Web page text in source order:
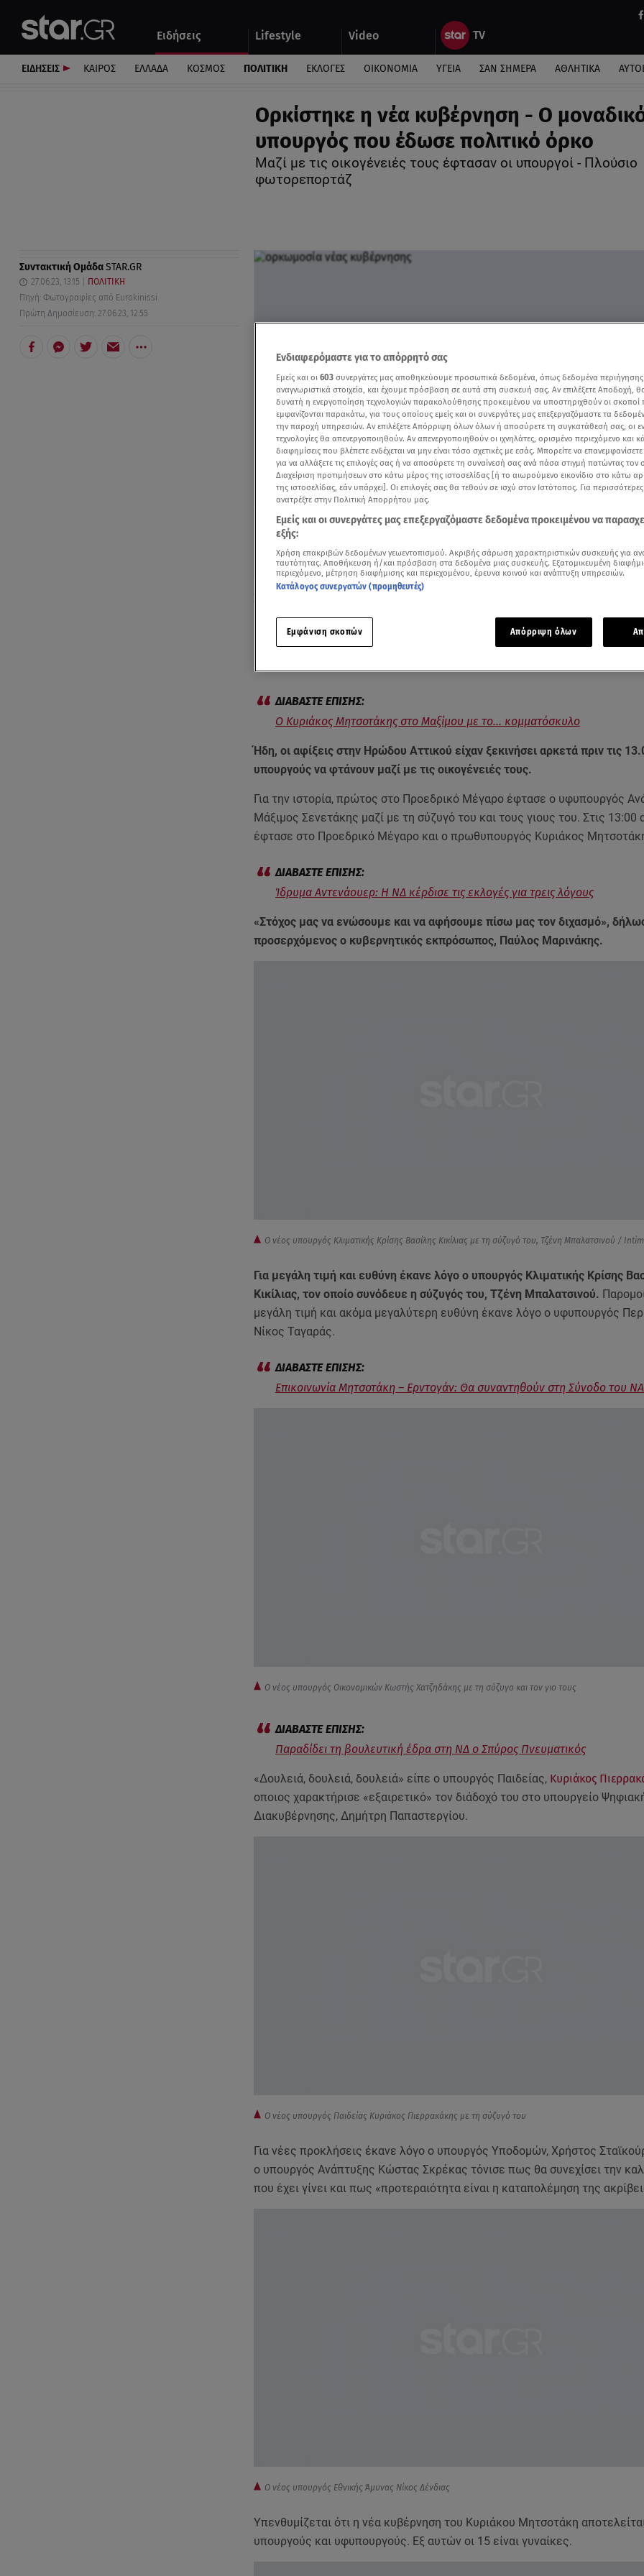
Ειδήσεις Lifestyle Video
Αυτοκίνητο
ΕΙΔΗΣΕΙΣ ΚΑΙΡΟΣ ΕΛΛΑΔΑ ΚΟΣΜΟΣ ΠΟΛΙΤΙΚΗ ΕΚΛΟΓΕΣ ΟΙΚΟΝΟΜΙΑ ΥΓΕΙΑ ΣΑΝ ΣΗΜΕΡΑ ΑΘΛΗΤΙΚΑ
Ορκίστηκε η νέα κυβέρνηση - Ο
υπουργός που έδωσε πολιτικό όρκο
Μαζί με τις οικογένειές τους έφτασαν οι υπουργοί - Πλούσιο
φωτορεπορτάζ
Συντακτική ΟμάδαSTAR.GR
27.06.23, 13:15
ΠΟΛΙΤΙΚΗ
Πηγή: Φωτογραφίες από Eurokinissi
Πρώτη Δημοσίευση: 27.06.23, 12:55
Δείτε περισσότερα άρθρα μας στα αποτελέσματα αναζήτησης
Add star.gr on Google
Σε πανηγυρικό κλίμα έγινε η ορκωμοσία της νέας κυβέρνησης στο
Μέγαρο, παρουσία της
Κατερίνας Σακελλαροπούλου.
Κυριάκος Μητσοτάκης
ο 20ος πρωθυπουργός της
O Κυριάκος Μητσοτάκης στο Μαξίμου με το… κομματόσκυλο
Ήδη, οι αφίξεις στην Ηρώδου Αττικού είχαν ξεκινήσει αρκετά πριν τις
υπουργούς να φτάνουν μαζί με τις οικογένειές τους.
Για την ιστορία, πρώτος στο Προεδρικό Μέγαρο έφτασε ο υφυπουργός
Μάξιμος Σενετάκης μαζί με τη σύζυγό του και τους γιους του. Στις 13:00
έφτασε στο Προεδρικό Μέγαρο και ο πρωθυπουργός Κυριάκος
Ίδρυμα Αντενάουερ: Η ΝΔ κέρδισε τις εκλογές για τρεις λόγους
«Στόχος μας να ενώσουμε και να αφήσουμε πίσω μας τον διχασμό»,
προσερχόμενος ο κυβερνητικός εκπρόσωπος, Παύλος Μαρινάκης.
Ο νέος υπουργός Κλιματικής Κρίσης Βασίλης Κικίλιας με τη σύζυγό του, Τζένη Μπαλατσινού /
Για μεγάλη τιμή και ευθύνη έκανε λόγο ο υπουργός Κλιματικής Κρίσης
Κικίλιας, τον οποίο συνόδευε η σύζυγός του, Τζένη Μπαλατσινού.
μεγάλη τιμή και ακόμα μεγαλύτερη ευθύνη έκανε λόγο ο υφυπουργός
Νίκος Ταγαράς.
Επικοινωνία Μητσοτάκη – Ερντογάν: Θα συναντηθούν στη Σύνοδο του
Ο νέος υπουργός Οικονομικών Κωστής Χατζηδάκης με τη σύζυγο και τον γιο τους
Παραδίδει τη βουλευτική έδρα στη ΝΔ ο Σπύρος Πνευματικός
«Δουλειά, δουλειά, δουλειά» είπε ο υπουργός Παιδείας, Κυριάκος
οποιος χαρακτήρισε «εξαιρετικό» τον διάδοχό του στο υπουργείο
Διακυβέρνησης, Δημήτρη Παπαστεργίου.
Ο νέος υπουργός Παιδείας Κυριάκος Πιερρακάκης με τη σύζυγό του
Για νέες προκλήσεις έκανε λόγο ο υπουργός Υποδομών, Χρήστος
ο υπουργός Ανάπτυξης Κώστας Σκρέκας τόνισε πως θα συνεχίσει την
που έχει γίνει και πως «προτεραιότητα είναι η καταπολέμηση της
O νέος υπουργός Εθνικής Άμυνας Νίκος Δένδιας
Υπενθυμίζεται ότι η νέα κυβέρνηση του Κυριάκου Μητσοτάκη
υπουργούς και υφυπουργούς. Εξ αυτών οι 15 είναι γυναίκες.
Ενδιαφερόμαστε για το απόρρητό σας
Εμείς και οι 603 συνεργάτες μας αποθηκεύουμε προσωπικά δεδομένα, όπως δεδομένα
αναγνωριστικά στοιχεία, και έχουμε πρόσβαση σε αυτά στη συσκευή σας. Αν επιλέξετε Αποδοχή,
δυνατή η ενεργοποίηση τεχνολογιών παρακολούθησης προκειμένου να υποστηριχθούν οι σκοποί
εμφανίζονται παρακάτω, για τους οποίους εμείς και οι συνεργάτες μας επεξεργαζόμαστε τα
την παροχή υπηρεσιών. Αν επιλέξετε Απόρριψη όλων όλων ή αποσύρετε τη συγκατάθεσή σας, οι
τεχνολογίες θα απενεργοποιηθούν. Αν απενεργοποιηθούν οι ιχνηλάτες, ορισμένο περιεχόμενο και
διαφημίσεις που βλέπετε ενδέχεται να μην είναι τόσο σχετικές με εσάς. Μπορείτε να
για να αλλάξετε τις επιλογές σας ή να αποσύρετε τη συναίνεσή σας ανά πάσα στιγμή πατώντας τον
Διαχείριση προτιμήσεων στο κάτω μέρος της ιστοσελίδας [ή το αιωρούμενο εικονίδιο στο κάτω
της ιστοσελίδας, εάν υπάρχει]. Οι επιλογές σας θα τεθούν σε ισχύ στον Ιστότοπος. Για
ανατρέξτε στην Πολιτική Απορρήτου μας.
Εμείς και οι συνεργάτες μας επεξεργαζόμαστε δεδομένα προκειμένου να
εξής:
Χρήση επακριβών δεδομένων γεωεντοπισμού. Ακριβής σάρωση χαρακτηριστικών συσκευής για
ταυτότητας. Αποθήκευση ή/και πρόσβαση στα δεδομένα μιας συσκευής. Εξατομικευμένη
περιεχόμενο, μέτρηση διαφήμισης και περιεχομένου, έρευνα κοινού και ανάπτυξη υπηρεσιών.
Κατάλογος συνεργατών (προμηθευτές)
Εμφάνιση σκοπών Απόρριψη όλων